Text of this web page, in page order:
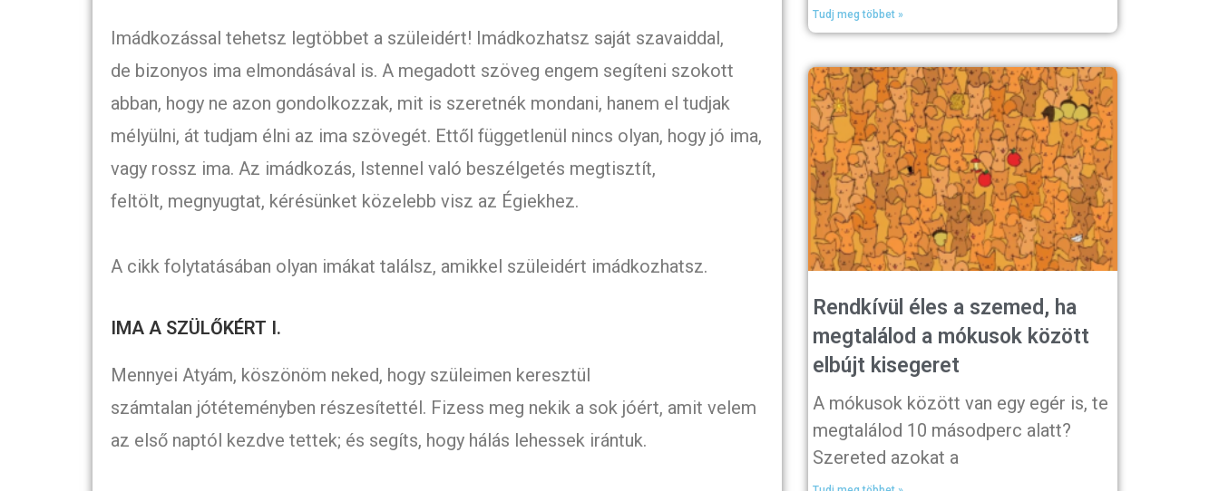
Imádkozással tehetsz legtöbbet a szüleidért! Imádkozhatsz saját szavaiddal,
de bizonyos ima elmondásával is. A megadott szöveg engem segíteni szokott
abban, hogy ne azon gondolkozzak, mit is szeretnék mondani, hanem el tudjak
mélyülni, át tudjam élni az ima szövegét. Ettől függetlenül nincs olyan, hogy jó ima,
vagy rossz ima. Az imádkozás, Istennel való beszélgetés megtisztít,
feltölt, megnyugtat, kérésünket közelebb visz az Égiekhez.
A cikk folytatásában olyan imákat találsz, amikkel szüleidért imádkozhatsz.
IMA A SZÜLŐKÉRT I.
Mennyei Atyám, köszönöm neked, hogy szüleimen keresztül
számtalan jótéteményben részesítettél. Fizess meg nekik a sok jóért, amit velem
az első naptól kezdve tettek; és segíts, hogy hálás lehessek irántuk.
Tudj meg többet »
Rendkívül éles a szemed, ha
megtalálod a mókusok között
elbújt kisegeret
A mókusok között van egy egér is, te
megtalálod 10 másodperc alatt?
Szereted azokat a